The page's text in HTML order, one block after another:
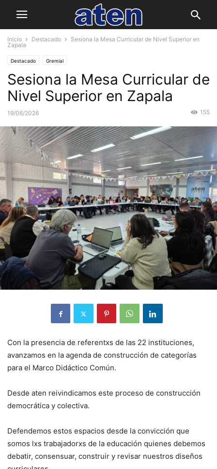
Inicio Destacado
Sesiona la Mesa Curricular de Nivel Superior en
Zapala
Destacado Gremial
Sesiona la Mesa Curricular de
Nivel Superior en Zapala
19/06/2026 155
Con la presencia de referentxs de las 22 instituciones,
avanzamos en la agenda de construcción de categorías
para el Marco Didáctico Común.
Desde aten reivindicamos este proceso de construcción
democrática y colectiva.
Defendemos estos espacios desde la convicción que
somos lxs trabajadorxs de la educación quienes debemos
debatir, consensuar, construir y revisar nuestros diseños